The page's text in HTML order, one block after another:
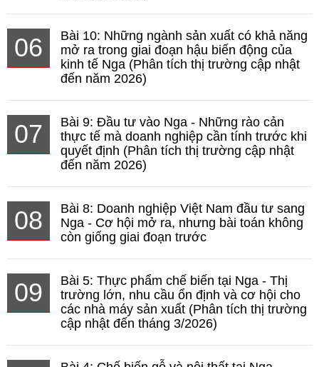
06
Bài 10: Những ngành sản xuất có khả năng
mở ra trong giai đoạn hậu biến động của
kinh tế Nga (Phân tích thị trường cập nhật
đến năm 2026)
07
Bài 9: Đầu tư vào Nga - Những rào cản
thực tế mà doanh nghiệp cần tính trước khi
quyết định (Phân tích thị trường cập nhật
đến năm 2026)
08
Bài 8: Doanh nghiệp Việt Nam đầu tư sang
Nga - Cơ hội mở ra, nhưng bài toán không
còn giống giai đoạn trước
09
Bài 5: Thực phẩm chế biến tại Nga - Thị
trường lớn, nhu cầu ổn định và cơ hội cho
các nhà máy sản xuất (Phân tích thị trường
cập nhật đến tháng 3/2026)